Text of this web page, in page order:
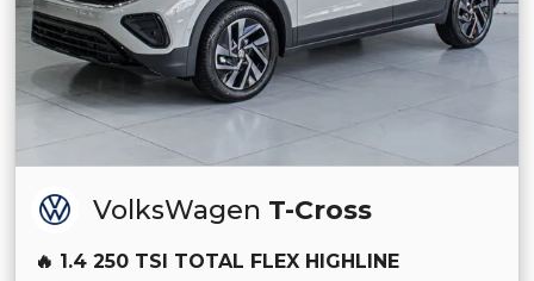
VolksWagen T-Cross
🔥 1.4 250 TSI TOTAL FLEX HIGHLINE